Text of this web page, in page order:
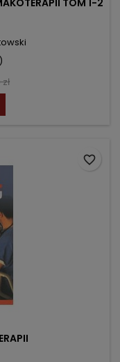
TOM 1-2
favorite_border